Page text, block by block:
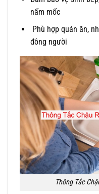
nấm mốc
Phù hợp quán ăn,
đông người
Thông Tắc